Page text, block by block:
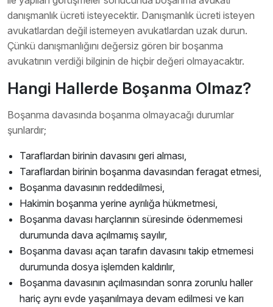
danışmanlık ücreti isteyecektir. Danışmanlık ücreti isteyen
avukatlardan değil istemeyen avukatlardan uzak durun.
Çünkü danışmanlığını değersiz gören bir boşanma
avukatının verdiği bilginin de hiçbir değeri olmayacaktır.
Hangi Hallerde Boşanma Olmaz?
Boşanma davasında boşanma olmayacağı durumlar
şunlardır;
Taraflardan birinin davasını geri alması,
Taraflardan birinin boşanma davasından feragat etmesi,
Boşanma davasının reddedilmesi,
Hakimin boşanma yerine ayrılığa hükmetmesi,
Boşanma davası harçlarının süresinde ödenmemesi
durumunda dava açılmamış sayılır,
Boşanma davası açan tarafın davasını takip etmemesi
durumunda dosya işlemden kaldırılır,
Boşanma davasının açılmasından sonra zorunlu haller
hariç aynı evde yaşanılmaya devam edilmesi ve karı